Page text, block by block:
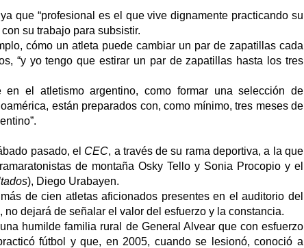
que “profesional es el que vive dignamente practicando su
su trabajo para subsistir.
cómo un atleta puede cambiar un par de zapatillas cada
“y yo tengo que estirar un par de zapatillas hasta los tres
el atletismo argentino, como formar una selección de
están preparados con, como mínimo, tres meses de
pasado, el CEC, a través de su rama deportiva, a la que
de montaña Osky Tello y Sonia Procopio y el
), Diego Urabayen.
de cien atletas aficionados presentes en el auditorio del
dejará de señalar el valor del esfuerzo y la constancia.
humilde familia rural de General Alvear que con esfuerzo
fútbol y que, en 2005, cuando se lesionó, conoció a